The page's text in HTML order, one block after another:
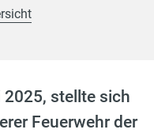
2025, stellte sich
Feuerwehr der